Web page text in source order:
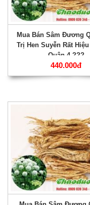
Mua Bán Sâm Đương
Trị Hen Suyễn Rất
Quận 4 ???
440.000đ